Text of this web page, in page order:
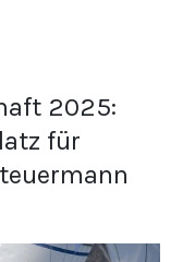
2025:
für